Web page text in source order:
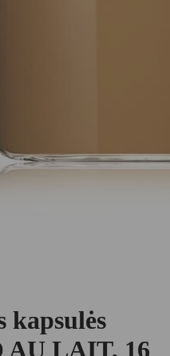
kapsulės
AU LAIT, 16